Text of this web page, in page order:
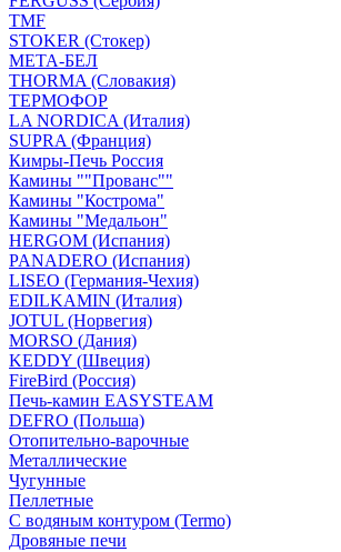
TMF
STOKER (Стокер)
МЕТА-БЕЛ
THORMA (Словакия)
ТЕРМОФОР
LA NORDICA (Италия)
SUPRA (Франция)
Кимры-Печь Россия
Камины ""Прованс""
Камины "Кострома"
Камины "Медальон"
HERGOM (Испания)
PANADERO (Испания)
LISEO (Германия-Чехия)
EDILKAMIN (Италия)
JOTUL (Норвегия)
MORSO (Дания)
KEDDY (Швеция)
FireBird (Россия)
Печь-камин EASYSTEAM
DEFRO (Польша)
Отопительно-варочные
Металлические
Чугунные
Пеллетные
С водяным контуром (Termo)
Дровяные печи